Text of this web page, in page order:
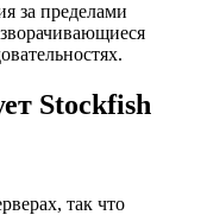
за пределами
Stockfish
так что